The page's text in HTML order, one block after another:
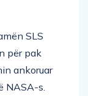
SLS
për pak
ankoruar
NASA-s.